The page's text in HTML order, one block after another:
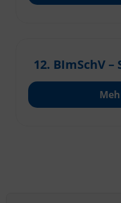
12. BImSchV